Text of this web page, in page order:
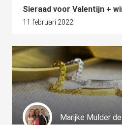
Sieraad voor Valentijn +
11 februari 2022
Marijke Mulder